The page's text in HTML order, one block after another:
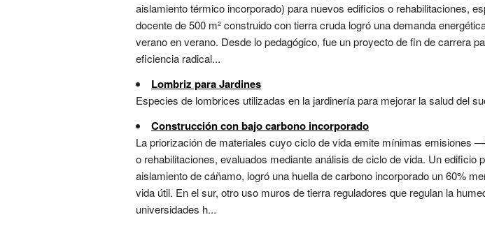
aislamiento térmico incorporado) para nuevos edificios o rehabilitaciones,
docente de 500 m² construido con tierra cruda logró una demanda
verano en verano. Desde lo pedagógico, fue un proyecto de fin de carrera
eficiencia radical...
Lombriz para Jardines
Especies de lombrices utilizadas en la jardinería para mejorar la salud del
Construcción con bajo carbono incorporado
La priorización de materiales cuyo ciclo de vida emite mínimas
o rehabilitaciones, evaluados mediante análisis de ciclo de vida. Un
aislamiento de cáñamo, logró una huella de carbono incorporado un 60%
vida útil. En el sur, otro uso muros de tierra reguladores que regulan la
universidades h...